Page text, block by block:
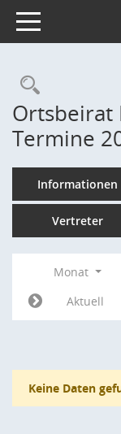
Toggle navigation
Ortsbeirat
Termine
Informationen
Vertreter
Monat
Aktuell
Keine Daten